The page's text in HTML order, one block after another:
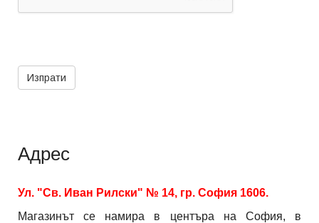
Адрес
Ул. "Св. Иван Рилски" № 14, гр. София 1606.
Магазинът се намира в центъра на София, в